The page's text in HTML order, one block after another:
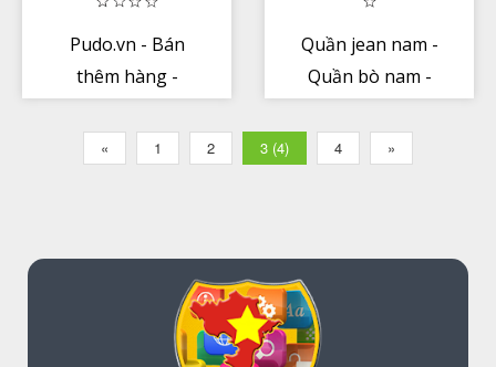
Pudo.vn - Bán
thêm hàng -
Quần jean nam -
Quần bò nam -
« 1 2 3 (4) 4 »